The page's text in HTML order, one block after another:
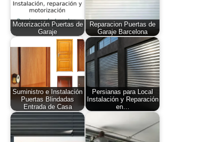
Motorización Puertas de
Garaje
Reparacion Puertas de
Garaje Barcelona
Suministro e Instalación
Puertas Blindadas
Entrada de Casa
Persianas para Local
Instalación y Reparación
en…